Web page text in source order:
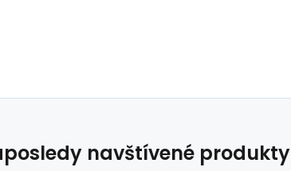
navštívené produkty